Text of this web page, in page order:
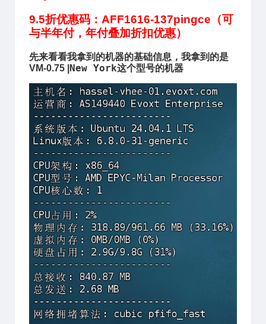
9.5折优惠码：AFF1616-137pingce（可
与半年付，年付叠加折扣优惠）
先来看看我拿到的机器的基础信息，我拿到的是
VM-0.75 |
New York这个型号的机器